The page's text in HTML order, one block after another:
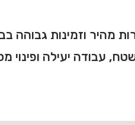
מהיר וזמינות גבוהה
עבודה יעילה ופינוי